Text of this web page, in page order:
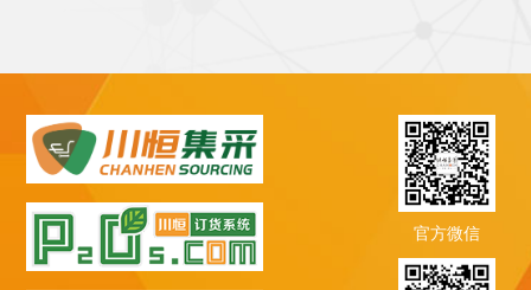
官方微信